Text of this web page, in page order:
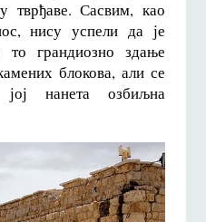
тврђаве. Сасвим, као
нису успели да је
грандиозно здање
блокова, али се
нанета озбиљна